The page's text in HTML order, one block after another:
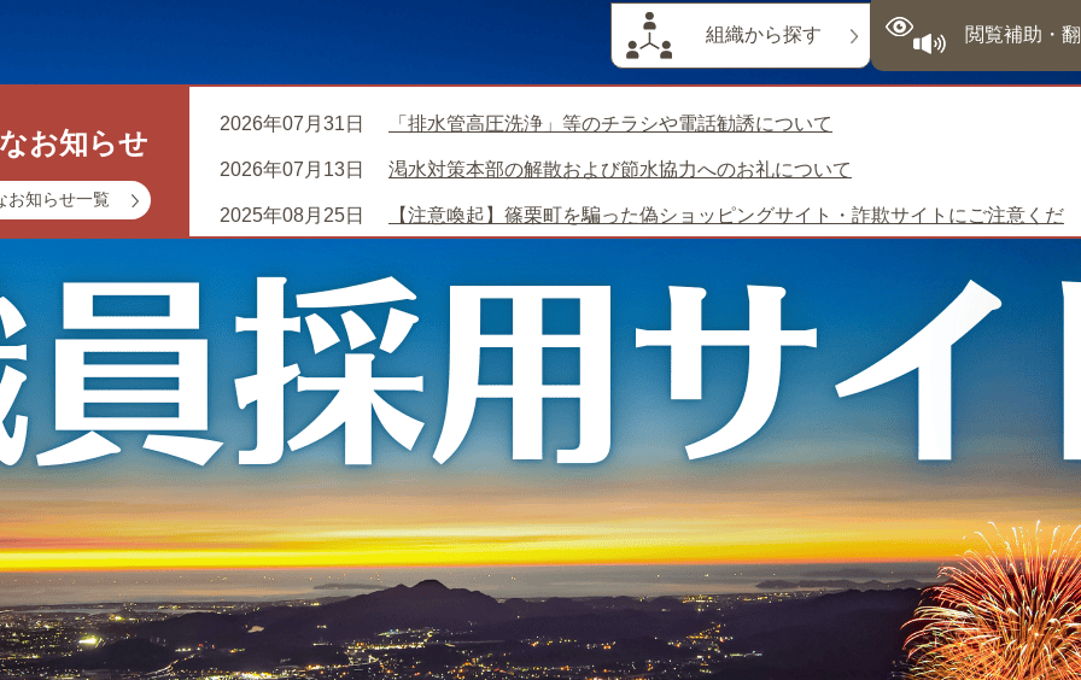
組織から探す 閲覧補助・
お知らせ
お知らせ一覧
2026年07月31日 「排水管高圧洗浄」等のチラシや電話勧誘について
2026年07月13日 渇水対策本部の解散および節水協力へのお礼について
2025年08月25日
【注意喚起】篠栗町を騙った偽ショッピングサイト・詐欺サイトにご注意くだ